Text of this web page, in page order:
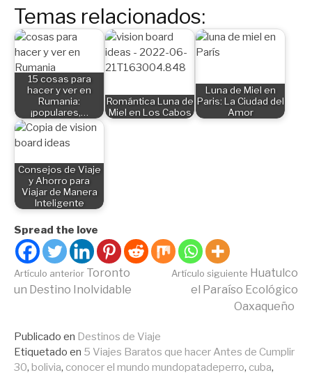
Temas relacionados:
15 cosas para
hacer y ver en
Rumania:
¡populares,…
Romántica Luna de
Miel en Los Cabos
Luna de Miel en
Paris: La Ciudad del
Amor
Consejos de Viaje
y Ahorro para
Viajar de Manera
Inteligente
Spread the love
Seguir
leyendo
Artículo anterior Toronto
un Destino Inolvidable
Artículo siguiente Huatulco
el Paraíso Ecológico
Oaxaqueño
Publicado en Destinos de Viaje
Etiquetado en 5 Viajes Baratos que hacer Antes de Cumplir
30, bolivia, conocer el mundo mundopatadeperro, cuba,